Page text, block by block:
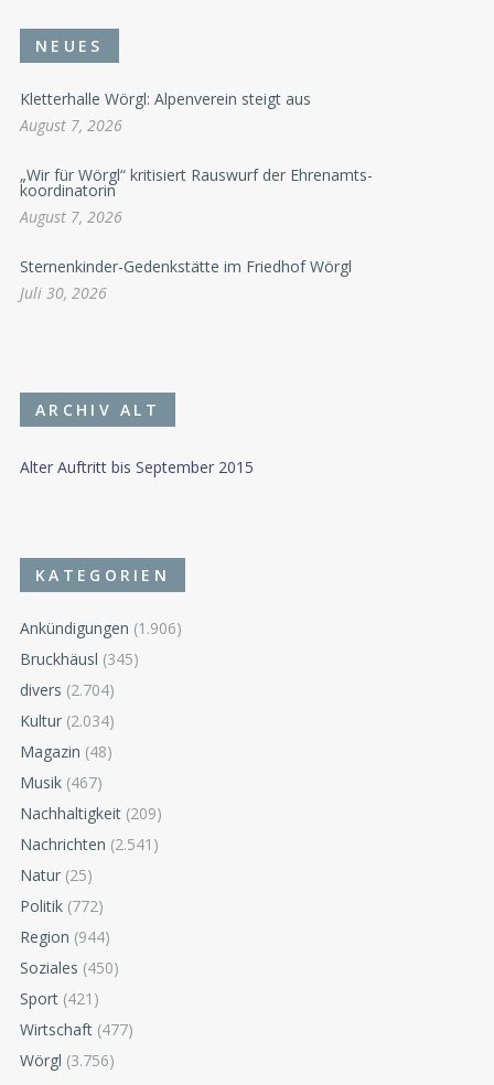
NEUES
Kletterhalle Wörgl: Alpenverein steigt aus
August 7, 2026
„Wir für Wörgl“ kritisiert Rauswurf der Ehrenamts-
koordinatorin
August 7, 2026
Sternenkinder-Gedenkstätte im Friedhof Wörgl
Juli 30, 2026
ARCHIV ALT
Alter Auftritt bis September 2015
KATEGORIEN
Ankündigungen (1.906)
Bruckhäusl (345)
divers (2.704)
Kultur (2.034)
Magazin (48)
Musik (467)
Nachhaltigkeit (209)
Nachrichten (2.541)
Natur (25)
Politik (772)
Region (944)
Soziales (450)
Sport (421)
Wirtschaft (477)
Wörgl (3.756)